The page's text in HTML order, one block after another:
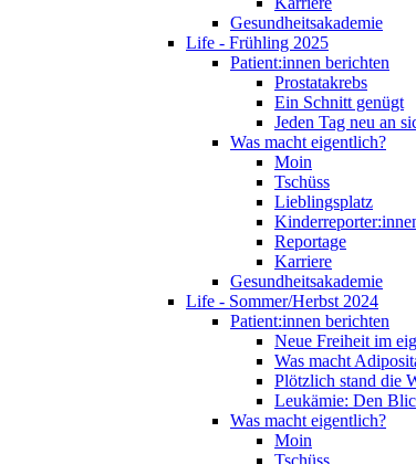
Gesundheitsakademie
Life - Frühling 2025
Patient:innen berichten
Prostatakrebs
Ein Schnitt genügt
Jeden Tag neu an
Was macht eigentlich?
Moin
Tschüss
Lieblingsplatz
Reportage
Karriere
Gesundheitsakademie
Life - Sommer/Herbst 2024
Patient:innen berichten
Neue Freiheit im
Was macht
Plötzlich stand die
Leukämie: Den
Was macht eigentlich?
Moin
Tschüss